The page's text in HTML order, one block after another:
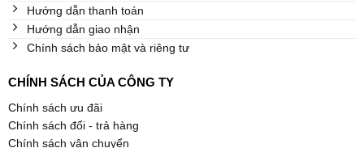
Hướng dẫn thanh toán
Hướng dẫn giao nhận
Chính sách bảo mật và riêng tư
CHÍNH SÁCH CỦA CÔNG TY
Chính sách ưu đãi
Chính sách đổi - trả hàng
Chính sách vận chuyển